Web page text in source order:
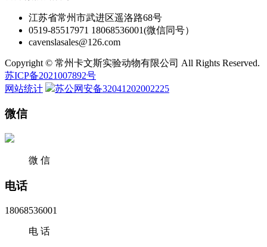
江苏省常州市武进区遥洛路68号
0519-85517971 18068536001(微信同号）
cavenslasales@126.com
Copyright © 常州卡文斯实验动物有限公司 All Rights Reserved.
苏ICP备2021007892号
网站统计
苏公网安备32041202002225
微信
微 信
电话
18068536001
电 话